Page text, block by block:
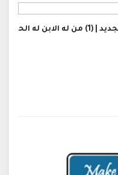
قناة الراعي الصالح | لاهوت العهد الجديد | (1) من له الابن له الح